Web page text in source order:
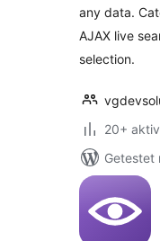
any data.
AJAX live
selection.
20+
Getestet